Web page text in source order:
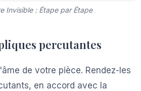
Invisible : Étape par Étape
percutantes
de votre pièce. Rendez-les
en accord avec la